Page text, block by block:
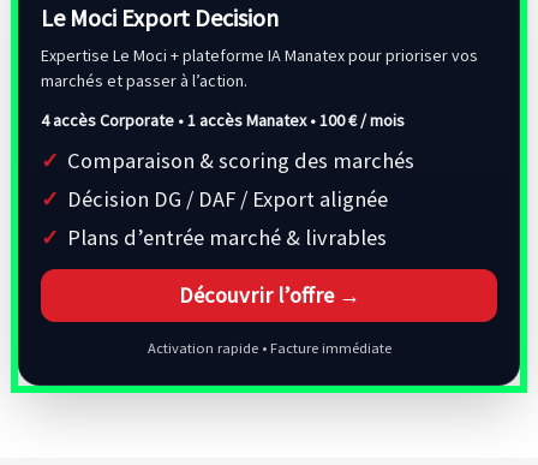
Le Moci Export Decision
Expertise Le Moci + plateforme IA Manatex pour prioriser vos
marchés et passer à l’action.
4 accès Corporate • 1 accès Manatex •100 € / mois
Comparaison & scoring des marchés
Décision DG / DAF / Export alignée
Plans d’entrée marché & livrables
Découvrir l’offre →
Activation rapide • Facture immédiate